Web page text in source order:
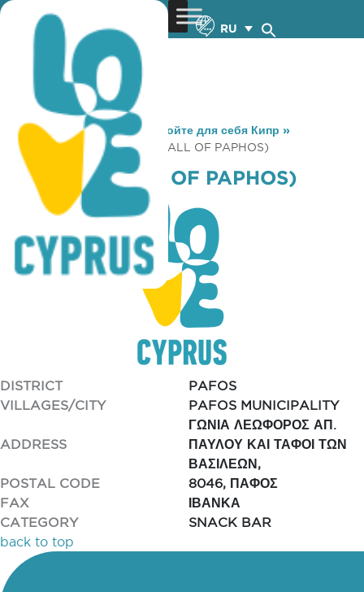
RU
You are here: Home »Откройте для себя Кипр »
Gastronomy
» DA VINCI (MALL OF PAPHOS)
DA VINCI (MALL OF PAPHOS)
DISTRICT
PAFOS
VILLAGES/CITY
PAFOS MUNICIPALITY
ADDRESS
ΓΩΝΙΑ ΛΕΩΦΟΡΟΣ ΑΠ.
ΠΑΥΛΟΥ ΚΑΙ ΤΑΦΟΙ ΤΩΝ
ΒΑΣΙΛΕΩΝ,
POSTAL CODE
8046, ΠΑΦΟΣ
FAX
ΙΒΑΝΚΑ
CATEGORY
SNACK BAR
back to top